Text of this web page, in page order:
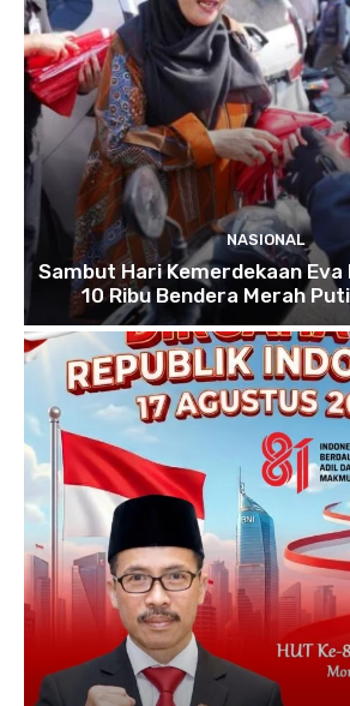
NASIONAL
Sambut Hari Kemerdekaan Eva
10 Ribu Bendera Merah